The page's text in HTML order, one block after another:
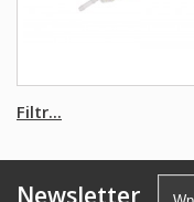
Filtr...
Newsletter